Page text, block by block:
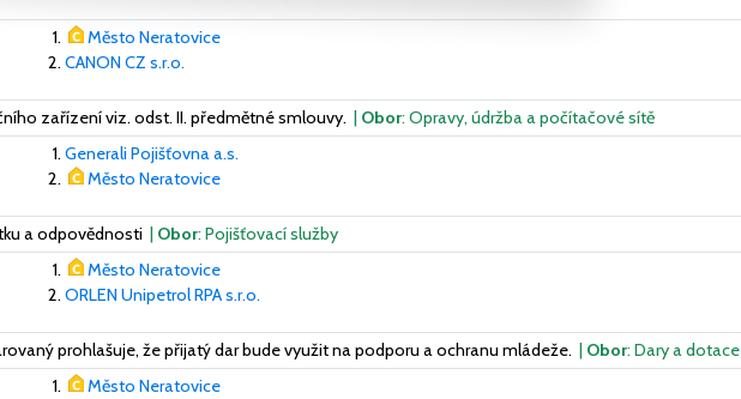
Město Neratovice
CANON CZ s.r.o.
zařízení viz. odst. II. předmětné smlouvy. | Obor: Opravy, údržba a počítačové sítě
Generali Pojišťovna a.s.
Město Neratovice
a odpovědnosti | Obor: Pojišťovací služby
Město Neratovice
ORLEN Unipetrol RPA s.r.o.
prohlašuje, že přijatý dar bude využit na podporu a ochranu mládeže. | Obor: Dary a dotace
Město Neratovice